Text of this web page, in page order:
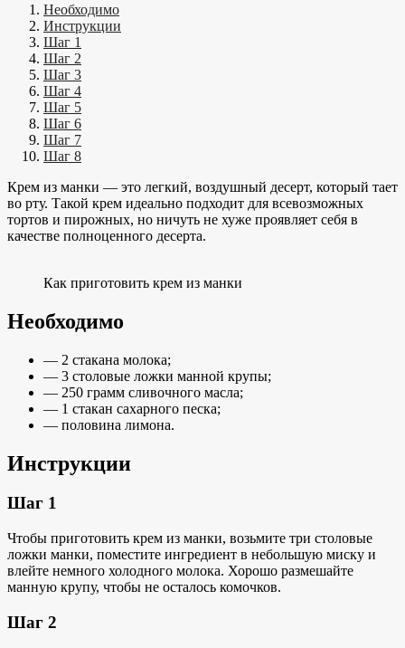
Необходимо
Инструкции
Шаг 1
Шаг 2
Шаг 3
Шаг 4
Шаг 5
Шаг 6
Шаг 7
Шаг 8
Крем из манки — это легкий, воздушный десерт, который тает
во рту. Такой крем идеально подходит для всевозможных
тортов и пирожных, но ничуть не хуже проявляет себя в
качестве полноценного десерта.
Как приготовить крем из манки
Необходимо
— 2 стакана молока;
— 3 столовые ложки манной крупы;
— 250 грамм сливочного масла;
— 1 стакан сахарного песка;
— половина лимона.
Инструкции
Шаг 1
Чтобы приготовить крем из манки, возьмите три столовые
ложки манки, поместите ингредиент в небольшую миску и
влейте немного холодного молока. Хорошо размешайте
манную крупу, чтобы не осталось комочков.
Шаг 2